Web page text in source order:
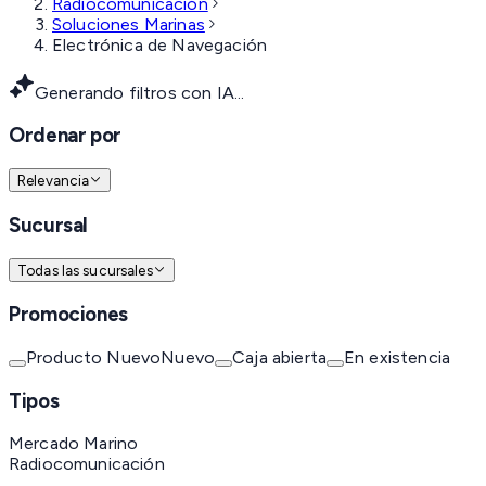
Soluciones Marinas
Electrónica de Navegación
Generando filtros con IA...
Ordenar por
Relevancia
Sucursal
Todas las sucursales
Promociones
Producto NuevoNuevo Caja abierta En existencia
Tipos
Mercado Marino
Radiocomunicación